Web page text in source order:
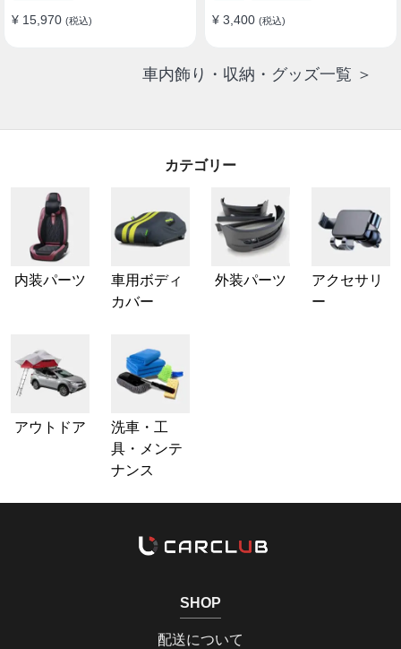
¥ 15,970 (税込) ¥ 3,400 (税込)
車内飾り・収納・グッズ一覧 ＞
カテゴリー
内装パーツ
車用ボディ
カバー
外装パーツ
アクセサリ
ー
アウトドア
洗車・工
具・メンテ
ナンス
SHOP
配送について